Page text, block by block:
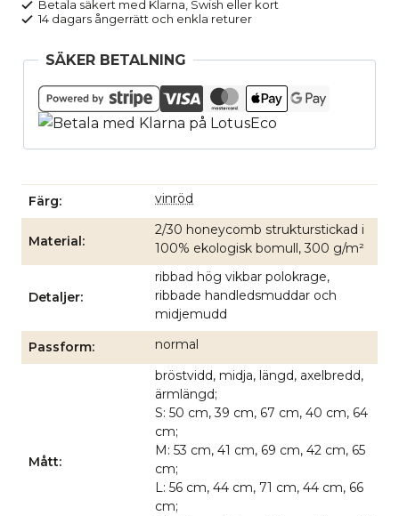
Betala säkert med Klarna, Swish eller kort
14 dagars ångerrätt och enkla returer
SÄKER BETALNING
Färg vinröd
Material
2/30 honeycomb strukturstickad i
100% ekologisk bomull, 300 g/m²
Detaljer
ribbad hög vikbar polokrage,
ribbade handledsmuddar och
midjemudd
Passform normal
Mått
bröstvidd, midja, längd, axelbredd,
ärmlängd;
S: 50 cm, 39 cm, 67 cm, 40 cm, 64
cm;
M: 53 cm, 41 cm, 69 cm, 42 cm, 65
cm;
L: 56 cm, 44 cm, 71 cm, 44 cm, 66
cm;